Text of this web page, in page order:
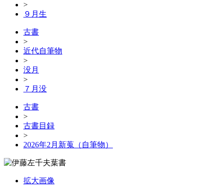
>
９月生
古書
>
近代自筆物
>
没月
>
７月没
古書
>
古書目録
>
2026年2月新蒐（自筆物）
拡大画像